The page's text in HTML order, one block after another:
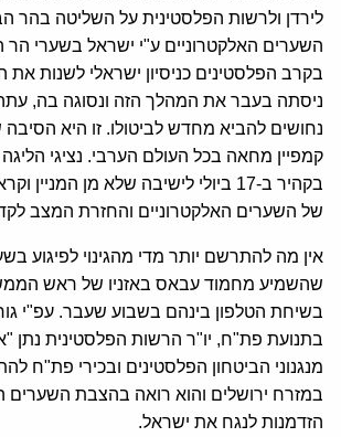
לירדן ולרשות הפלסטינית על השליטה בהר
השערים האלקטרוניים ע"י ישראל בשערי
בקרב הפלסטינים כניסיון ישראלי לשנות את
ניסתה בעבר את המהלך הזה ונסוגה בה,
נחושים להביא מחדש לביטולו. זו היא
קמפיין מחאה בכל העולם הערבי. נציגי
בקהיר ב-17 ביולי לישיבה שלא מן
של השערים האלקטרוניים והחזרת המצב
אין מה להתרשם יותר מדי מהגינוי לפיגוע
שהשמיע מחמוד עבאס באזניו של ראש
בשיחת הטלפון בינהם בשבוע שעבר. עפ"י
בתנועת פת"ח, יו"ר הרשות הפלסטינית נתן
מנגנוני הביטחון הפלסטינים ובכירי פת"ח
במזרח ירושלים והוא רואה בהצבת השערים
הזדמנות לנגח את ישראל.